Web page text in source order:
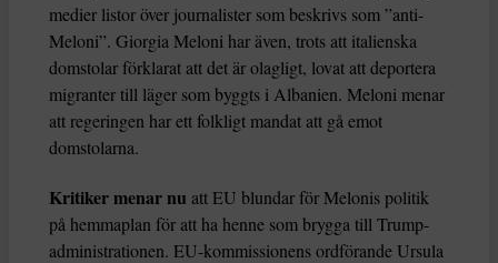
medier listor över journalister som beskrivs som ”anti-
Meloni”. Giorgia Meloni har även, trots att italienska
domstolar förklarat att det är olagligt, lovat att deportera
migranter till läger som byggts i Albanien. Meloni menar
att regeringen har ett folkligt mandat att gå emot
domstolarna.
Kritiker menar nu att EU blundar för Melonis politik
på hemmaplan för att ha henne som brygga till Trump-
administrationen. EU-kommissionens ordförande Ursula